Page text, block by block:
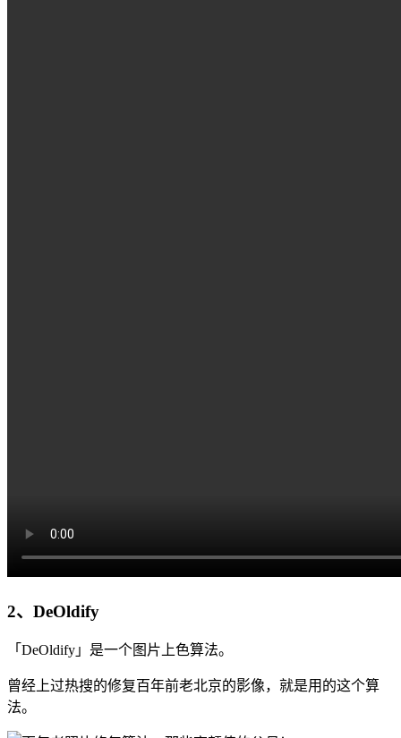
2、DeOldify
「DeOldify」是一个图片上色算法。
曾经上过热搜的修复百年前老北京的影像，就是用的这个算
法。